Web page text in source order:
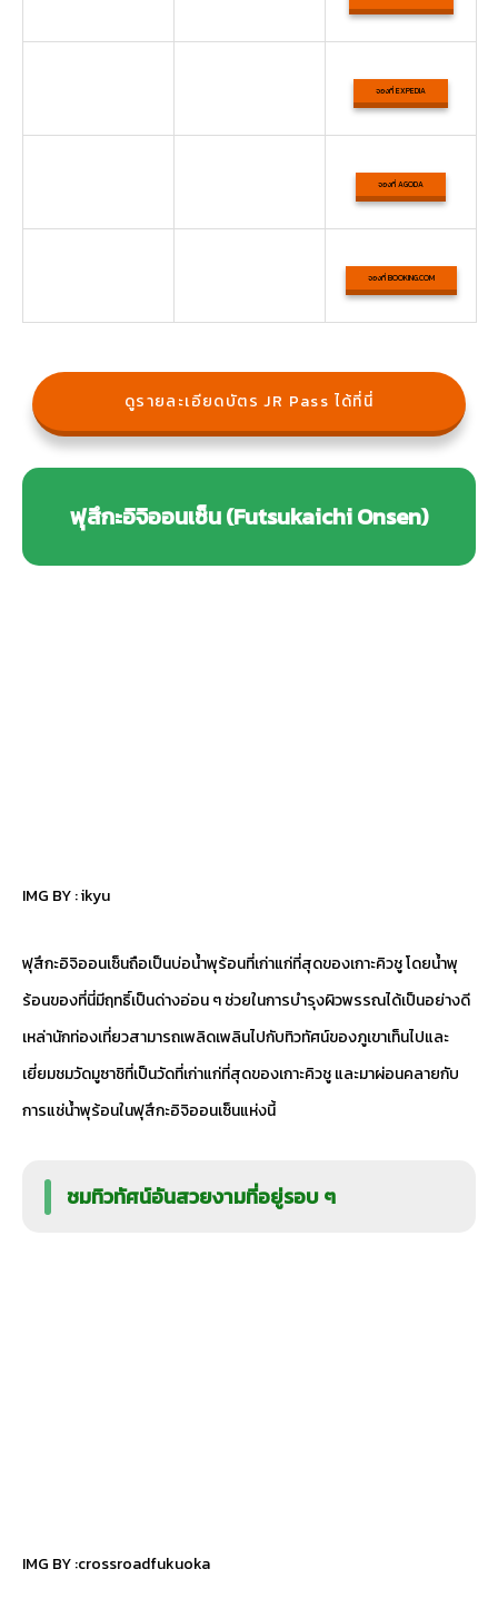
จองที่ EXPEDIA
จองที่ AGODA
จองที่ BOOKING.COM
ดูรายละเอียดบัตร JR Pass ได้ที่นี่
ฟุสึกะอิจิออนเซ็น (Futsukaichi Onsen)
IMG BY :ikyu
ฟุสึกะอิจิออนเซ็นถือเป็นบ่อน้ำพุร้อนที่เก่าแก่ที่สุดของเกาะคิวชู โดยน้ำพุ
ร้อนของที่นี่มีฤทธิ์เป็นด่างอ่อน ๆ ช่วยในการบำรุงผิวพรรณได้เป็นอย่างดี
เหล่านักท่องเที่ยวสามารถเพลิดเพลินไปกับทิวทัศน์ของภูเขาเท็นไปและ
เยี่ยมชมวัดมูซาชิที่เป็นวัดที่เก่าแก่ที่สุดของเกาะคิวชู และมาผ่อนคลายกับ
การแช่น้ำพุร้อนในฟุสึกะอิจิออนเซ็นแห่งนี้
ชมทิวทัศน์อันสวยงามที่อยู่รอบ ๆ
IMG BY :crossroadfukuoka